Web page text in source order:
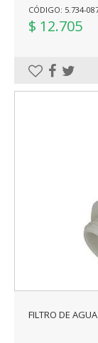
CÓDIGO: 5.734-
$ 12.705
FILTRO DE